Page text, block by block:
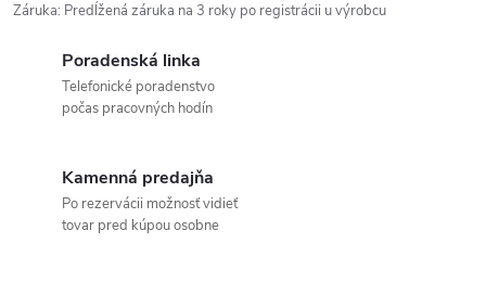
Záruka: Predĺžená záruka na 3 roky po registrácii u výrobcu
Poradenská linka
Telefonické poradenstvo
počas pracovných hodín
Kamenná predajňa
Po rezervácii možnosť vidieť
tovar pred kúpou osobne